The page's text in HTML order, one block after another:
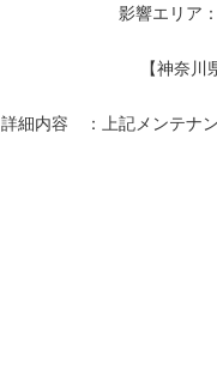
影響エリア：　下記
【神奈川県】
詳細内容　：上記メンテナ